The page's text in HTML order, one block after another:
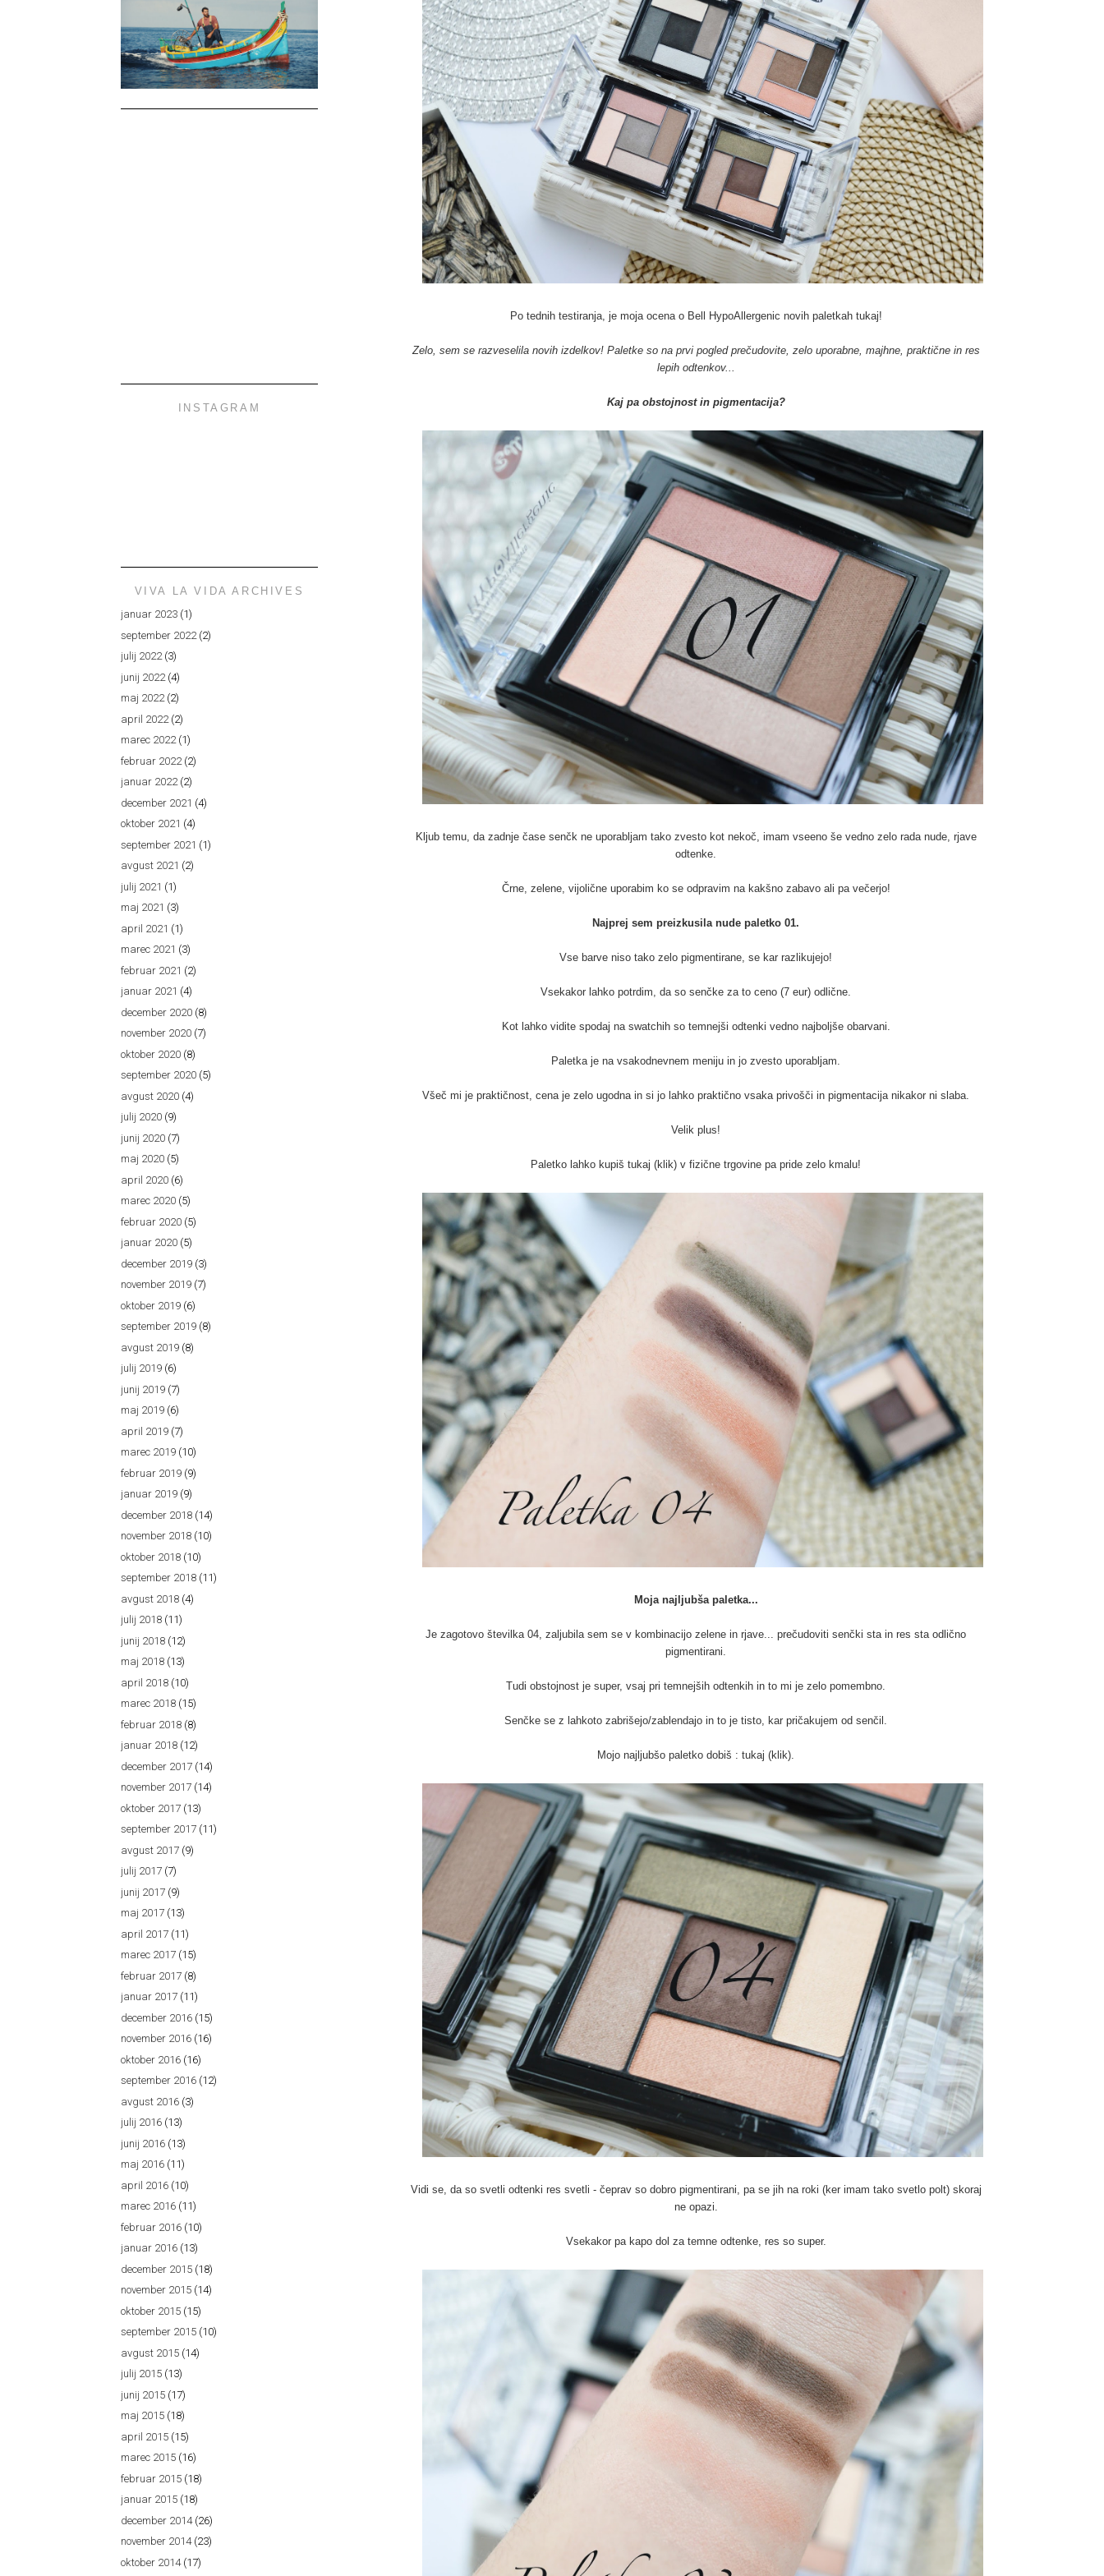
Po tednih testiranja, je moja ocena o Bell HypoAllergenic novih paletkah tukaj!
Zelo, sem se razveselila novih izdelkov! Paletke so na prvi pogled prečudovite, zelo uporabne, majhne, praktične in res
lepih odtenkov...
Kaj pa obstojnost in pigmentacija?
Kljub temu, da zadnje čase senčk ne uporabljam tako zvesto kot nekoč, imam vseeno še vedno zelo rada nude, rjave
odtenke.
Črne, zelene, vijolične uporabim ko se odpravim na kakšno zabavo ali pa večerjo!
Najprej sem preizkusila nude paletko 01.
Vse barve niso tako zelo pigmentirane, se kar razlikujejo!
Vsekakor lahko potrdim, da so senčke za to ceno (7 eur) odlične.
Kot lahko vidite spodaj na swatchih so temnejši odtenki vedno najboljše obarvani.
Paletka je na vsakodnevnem meniju in jo zvesto uporabljam.
Všeč mi je praktičnost, cena je zelo ugodna in si jo lahko praktično vsaka privošči in pigmentacija nikakor ni slaba.
Velik plus!
Paletko lahko kupiš tukaj (klik) v fizične trgovine pa pride zelo kmalu!
Moja najljubša paletka...
Je zagotovo številka 04, zaljubila sem se v kombinacijo zelene in rjave... prečudoviti senčki sta in res sta odlično
pigmentirani.
Tudi obstojnost je super, vsaj pri temnejših odtenkih in to mi je zelo pomembno.
Senčke se z lahkoto zabrišejo/zablendajo in to je tisto, kar pričakujem od senčil.
Mojo najljubšo paletko dobiš : tukaj (klik)
Vidi se, da so svetli odtenki res svetli - čeprav so dobro pigmentirani, pa se jih na roki (ker imam tako svetlo polt) skoraj
ne opazi.
Vsekakor pa kapo dol za temne odtenke, res so super.
INSTAGRAM
VIVA LA VIDA ARCHIVES
januar 2023 (1)
september 2022 (2)
julij 2022(3)
junij 2022 (4)
maj 2022(2)
april 2022 (2)
marec 2022(1)
februar 2022 (2)
januar 2022(2)
december 2021 (4)
oktober 2021 (4)
september 2021 (1)
avgust 2021 (2)
julij 2021 (1)
maj 2021 (3)
april 2021 (1)
marec 2021 (3)
februar 2021 (2)
januar 2021 (4)
december 2020 (8)
november 2020 (7)
oktober 2020 (8)
september 2020 (5)
avgust 2020 (4)
julij 2020 (9)
junij 2020 (7)
maj 2020 (5)
april 2020 (6)
marec 2020 (5)
februar 2020 (5)
januar 2020 (5)
december 2019 (3)
november 2019 (7)
oktober 2019 (6)
september 2019 (8)
avgust 2019 (8)
julij 2019 (6)
junij 2019 (7)
maj 2019 (6)
april 2019 (7)
marec 2019 (10)
februar 2019 (9)
januar 2019 (9)
december 2018 (14)
november 2018 (10)
oktober 2018 (10)
september 2018 (11)
avgust 2018 (4)
julij 2018 (11)
junij 2018 (12)
maj 2018 (13)
april 2018 (10)
marec 2018 (15)
februar 2018 (8)
januar 2018 (12)
december 2017 (14)
november 2017 (14)
oktober 2017 (13)
september 2017 (11)
avgust 2017 (9)
julij 2017 (7)
junij 2017 (9)
maj 2017 (13)
april 2017 (11)
marec 2017 (15)
februar 2017 (8)
januar 2017 (11)
december 2016 (15)
november 2016 (16)
oktober 2016 (16)
september 2016 (12)
avgust 2016 (3)
julij 2016 (13)
junij 2016 (13)
maj 2016 (11)
april 2016 (10)
marec 2016 (11)
februar 2016 (10)
januar 2016 (13)
december 2015 (18)
november 2015 (14)
oktober 2015 (15)
september 2015 (10)
avgust 2015 (14)
julij 2015 (13)
junij 2015 (17)
maj 2015 (18)
april 2015 (15)
marec 2015 (16)
februar 2015 (18)
januar 2015 (18)
december 2014(26)
november 2014(23)
oktober 2014(17)